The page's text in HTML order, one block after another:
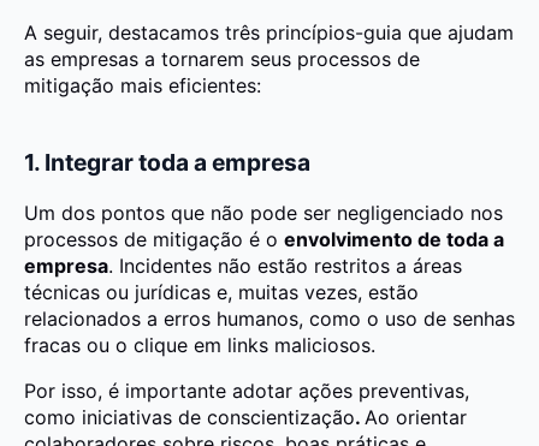
A seguir, destacamos três princípios-guia que ajudam
as empresas a tornarem seus processos de
mitigação mais eficientes:
1. Integrar toda a empresa
Um dos pontos que não pode ser negligenciado nos
processos de mitigação é o envolvimento de toda a
empresa. Incidentes não estão restritos a áreas
técnicas ou jurídicas e, muitas vezes, estão
relacionados a erros humanos, como o uso de senhas
fracas ou o clique em links maliciosos.
Por isso, é importante adotar ações preventivas,
como iniciativas de conscientização. Ao orientar